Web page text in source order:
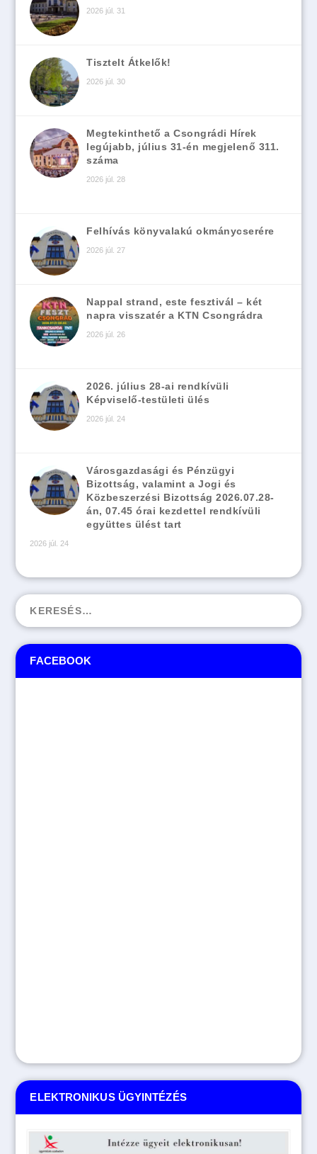
ELEKTRONIKUS ÜGYINTÉZÉS
FACEBOOK
2026 júl. 31
Tisztelt Átkelők!
2026 júl. 30
Megtekinthető a Csongrádi Hírek
legújabb, július 31-én megjelenő 311.
száma
2026 júl. 28
Felhívás könyvalakú okmánycserére
2026 júl. 27
Nappal strand, este fesztivál – két
napra visszatér a KTN Csongrádra
2026 júl. 26
2026. július 28-ai rendkívüli
Képviselő-testületi ülés
2026 júl. 24
Városgazdasági és Pénzügyi
Bizottság, valamint a Jogi és
Közbeszerzési Bizottság 2026.07.28-
án, 07.45 órai kezdettel rendkívüli
együttes ülést tart
2026 júl. 24